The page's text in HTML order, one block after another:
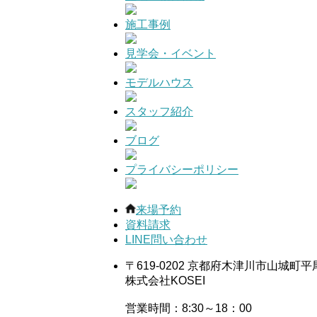
施工事例
見学会・イベント
モデルハウス
スタッフ紹介
ブログ
プライバシーポリシー
来場予約
資料請求
LINE問い合わせ
〒619-0202 京都府木津川市山城町平
株式会社KOSEI
営業時間：8:30～18：00